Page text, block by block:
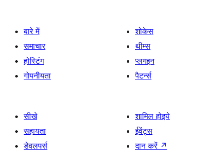
बारे में
समाचार
होस्टिंग
गोपनीयता
शोकेस
थीम्स
प्लगइन
पैटर्न्स
सीखे
सहायता
डेवलपर्स
शामिल होइये
ईवेंट्स
दान करें ↗